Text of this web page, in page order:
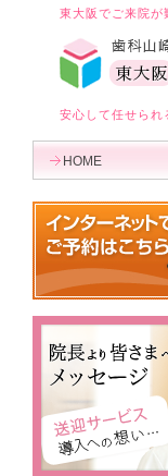
東大阪でご来院が
安心して任せられ
HOME